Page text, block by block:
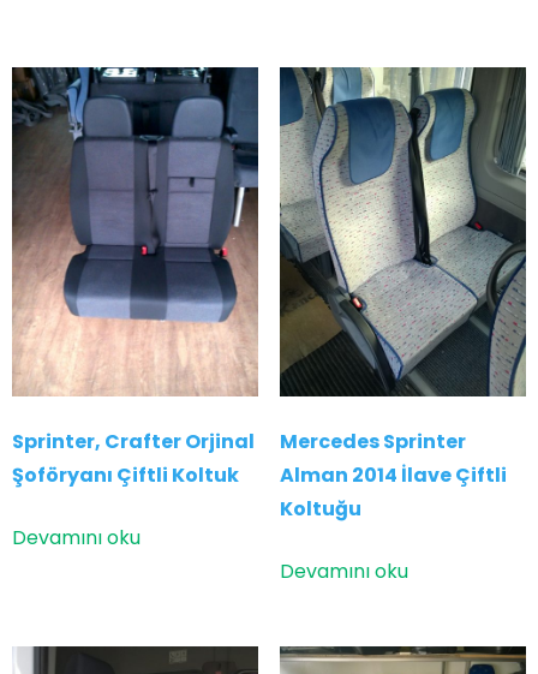
Sprinter, Crafter Orjinal
Şoföryanı Çiftli Koltuk
Devamını oku
Mercedes Sprinter
Alman 2014 İlave Çiftli
Koltuğu
Devamını oku